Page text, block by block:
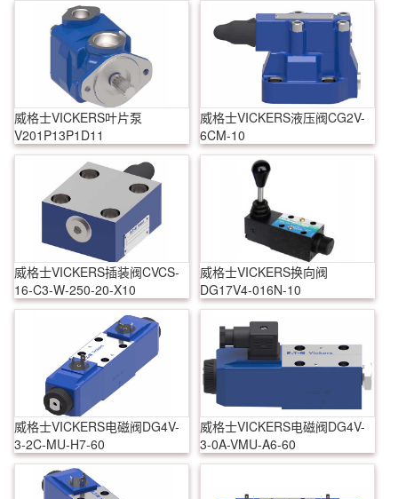
威格士VICKERS叶片泵
V201P13P1D11
威格士VICKERS液压阀CG2V-
6CM-10
威格士VICKERS插装阀CVCS-
16-C3-W-250-20-X10
威格士VICKERS换向阀
DG17V4-016N-10
威格士VICKERS电磁阀DG4V-
3-2C-MU-H7-60
威格士VICKERS电磁阀DG4V-
3-0A-VMU-A6-60